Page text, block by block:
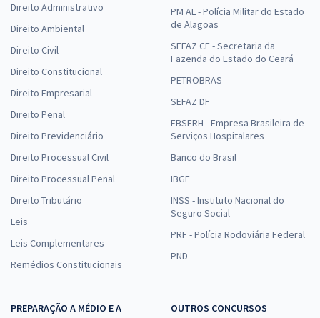
Direito Administrativo
Direito Ambiental
Direito Civil
Direito Constitucional
Direito Empresarial
Direito Penal
Direito Previdenciário
Direito Processual Civil
Direito Processual Penal
Direito Tributário
Leis
Leis Complementares
Remédios Constitucionais
PM AL - Polícia Militar do Estado
de Alagoas
SEFAZ CE - Secretaria da
Fazenda do Estado do Ceará
PETROBRAS
SEFAZ DF
EBSERH - Empresa Brasileira de
Serviços Hospitalares
Banco do Brasil
IBGE
INSS - Instituto Nacional do
Seguro Social
PRF - Polícia Rodoviária Federal
PND
PREPARAÇÃO A MÉDIO E A
OUTROS CONCURSOS